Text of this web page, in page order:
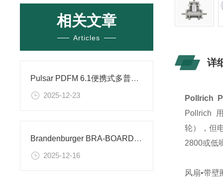
相关文章
Articles
Pulsar PDFM 6.1便携式多普勒流量计的性能
2025-12-23
Brandenburger BRA-BOARD 隔热板材的特性
2025-12-16
详
Pollrich
Pollrich
轮），但
2800或低
风扇•带